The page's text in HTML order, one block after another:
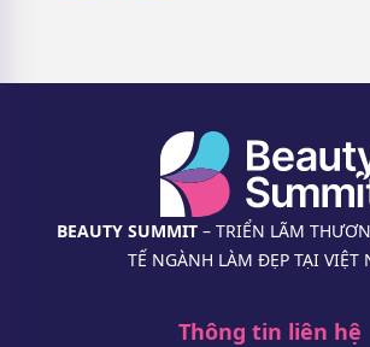
BEAUTY SUMMIT– TRIỂN LÃM
TẾ NGÀNH LÀM ĐẸP TẠI VIỆT
Thông tin liên hệ